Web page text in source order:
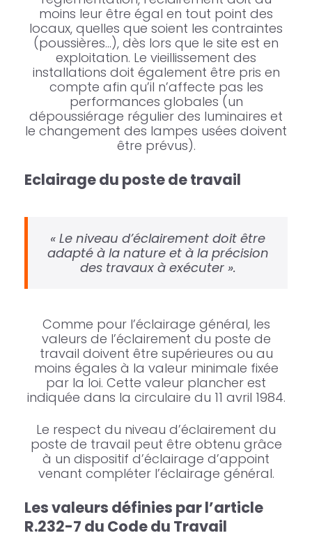
moins leur être égal en tout point des
locaux, quelles que soient les contraintes
(poussières…), dès lors que le site est en
exploitation. Le vieillissement des
installations doit également être pris en
compte afin qu’il n’affecte pas les
performances globales (un
dépoussiérage régulier des luminaires et
le changement des lampes usées doivent
être prévus).
Eclairage du poste de travail
« Le niveau d’éclairement doit être
adapté à la nature et à la précision
des travaux à exécuter ».
Comme pour l’éclairage général, les
valeurs de l’éclairement du poste de
travail doivent être supérieures ou au
moins égales à la valeur minimale fixée
par la loi. Cette valeur plancher est
indiquée dans la circulaire du 11 avril 1984.
Le respect du niveau d’éclairement du
poste de travail peut être obtenu grâce
à un dispositif d’éclairage d’appoint
venant compléter l’éclairage général.
Les valeurs définies par l’article
R.232-7 du Code du Travail